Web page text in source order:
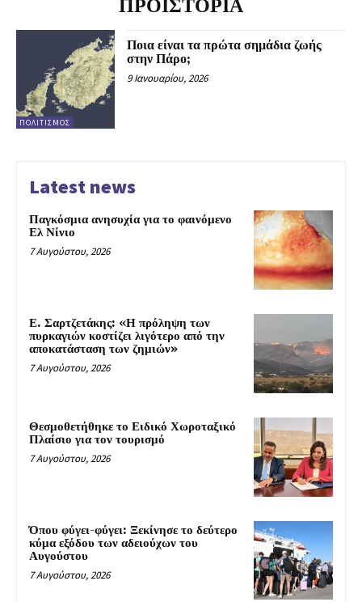
ΠΡΟΙΣΤΟΡΙΑ
ΠΟΛΙΤΙΣΜΌΣ
Ποια είναι τα πρώτα σημάδια ζωής
στην Πάρο;
9 Ιανουαρίου, 2026
Latest news
Παγκόσμια ανησυχία για το φαινόμενο
Ελ Νίνιο
7 Αυγούστου, 2026
Ε. Σαρτζετάκης: «Η πρόληψη των
πυρκαγιών κοστίζει λιγότερο από την
αποκατάσταση των ζημιών»
7 Αυγούστου, 2026
Θεσμοθετήθηκε το Ειδικό Χωροταξικό
Πλαίσιο για τον τουρισμό
7 Αυγούστου, 2026
Όπου φύγει-φύγει: Ξεκίνησε το δεύτερο
κύμα εξόδου των αδειούχων του
Αυγούστου
7 Αυγούστου, 2026